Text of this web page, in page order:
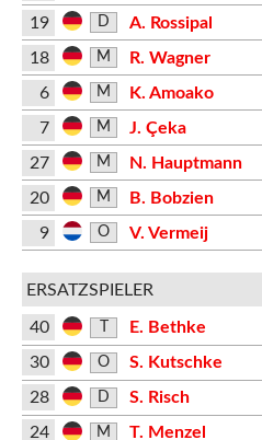
19
D
A. Rossipal
18
M
R. Wagner
6
M
K. Amoako
7
M J. Çeka
27 M N. Hauptmann
20 M B. Bobzien
9 O V. Vermeij
ERSATZSPIELER
40
E. Bethke
30
O S. Kutschke
28 D S. Risch
24 M T. Menzel